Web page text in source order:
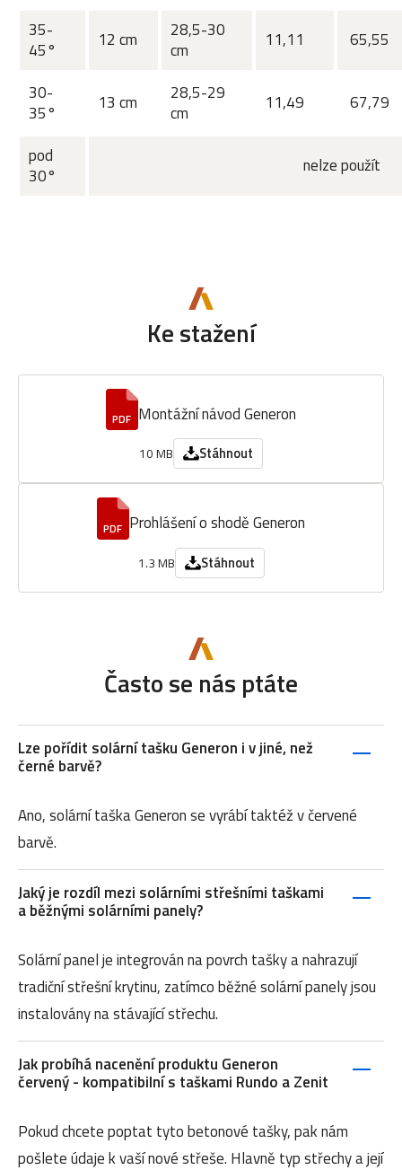
35-
45°
12 cm
28,5-30
cm
11,11 65,55
30-
35°
13 cm
28,5-29
cm
11,49 67,79
pod
30°
nelze použít
Ke stažení
PDF Montážní návod Generon
10 MB Stáhnout
PDF Prohlášení o shodě Generon
1.3 MB Stáhnout
Často se nás ptáte
Lze pořídit solární tašku Generon i v jiné, než
černé barvě?
Ano, solární taška Generon se vyrábí taktéž v červené
barvě.
Jaký je rozdíl mezi solárními střešními taškami
a běžnými solárními panely?
Solární panel je integrován na povrch tašky a nahrazují
tradiční střešní krytinu, zatímco běžné solární panely jsou
instalovány na stávající střechu.
Jak probíhá nacenění produktu Generon
červený - kompatibilní s taškami Rundo a Zenit
Pokud chcete poptat tyto betonové tašky, pak nám
pošlete údaje k vaší nové střeše. Hlavně typ střechy a její